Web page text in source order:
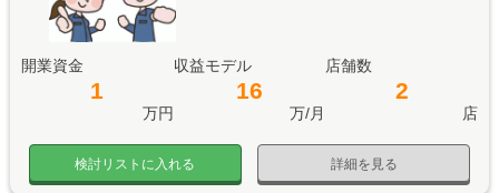
開業資金
1
万円
収益モデル
16
万/月
店舗数
2
店
詳細を見る
検討リストに入れる